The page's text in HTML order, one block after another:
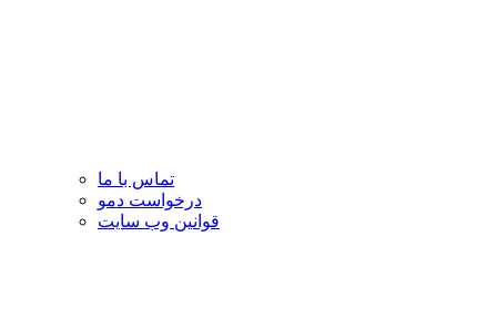
تماس با ما
درخواست دمو
قوانین وب سایت